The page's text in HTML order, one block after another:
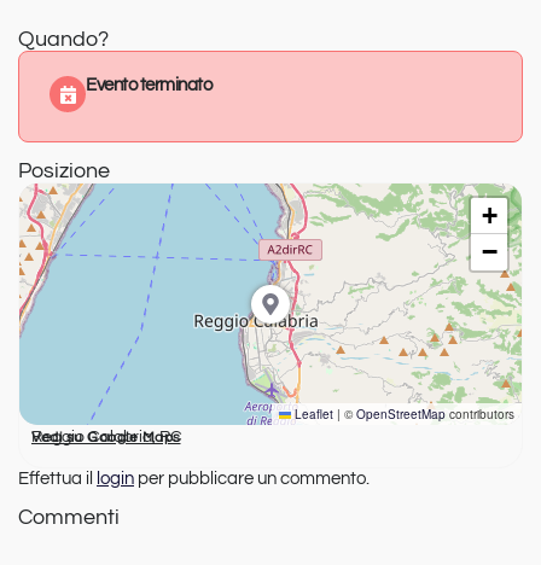
Quando?
Evento terminato
Posizione
+
−
Leaflet | ©OpenStreetMap contributors
Reggio Calabria, RC
Vedi su Google Maps
Effettua il login per pubblicare un commento.
Commenti